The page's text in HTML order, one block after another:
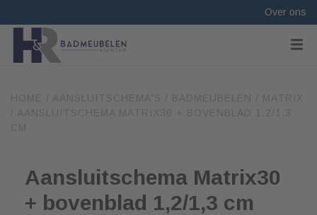
Over ons
HOME AANSLUITSCHEMA'S BADMEUBELEN
MATRIX
AANSLUITSCHEMA MATRIX30 + BOVENBLAD 1,2/1,3
CM
Aansluitschema Matrix30
+ bovenblad 1,2/1,3 cm